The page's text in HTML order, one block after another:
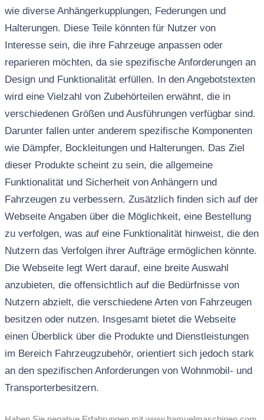
wie diverse Anhängerkupplungen, Federungen und
Halterungen. Diese Teile könnten für Nutzer von
Interesse sein, die ihre Fahrzeuge anpassen oder
reparieren möchten, da sie spezifische Anforderungen an
Design und Funktionalität erfüllen. In den Angebotstexten
wird eine Vielzahl von Zubehörteilen erwähnt, die in
verschiedenen Größen und Ausführungen verfügbar sind.
Darunter fallen unter anderem spezifische Komponenten
wie Dämpfer, Bockleitungen und Halterungen. Das Ziel
dieser Produkte scheint zu sein, die allgemeine
Funktionalität und Sicherheit von Anhängern und
Fahrzeugen zu verbessern. Zusätzlich finden sich auf der
Webseite Angaben über die Möglichkeit, eine Bestellung
zu verfolgen, was auf eine Funktionalität hinweist, die den
Nutzern das Verfolgen ihrer Aufträge ermöglichen könnte.
Die Webseite legt Wert darauf, eine breite Auswahl
anzubieten, die offensichtlich auf die Bedürfnisse von
Nutzern abzielt, die verschiedene Arten von Fahrzeugen
besitzen oder nutzen. Insgesamt bietet die Webseite
einen Überblick über die Produkte und Dienstleistungen
im Bereich Fahrzeugzubehör, orientiert sich jedoch stark
an den spezifischen Anforderungen von Wohnmobil- und
Transporterbesitzern.